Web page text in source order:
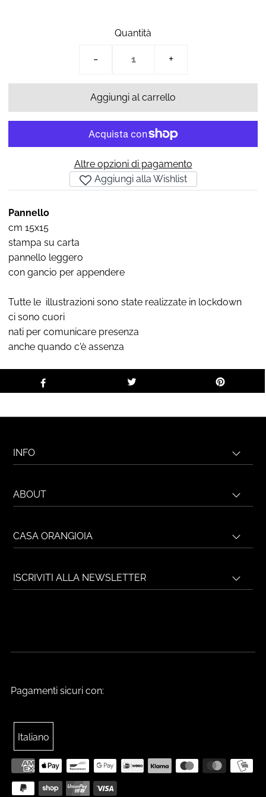
Quantità
- +
Altre opzioni di pagamento
Aggiungi alla Wishlist
Pannello
cm 15x15
stampa su carta
pannello leggero
con gancio per appendere
Tutte le illustrazioni sono state realizzate in lockdown
ci sono cuori
nati per comunicare presenza
anche quando c'è assenza
INFO
ABOUT
CASA ORANGIOIA
ISCRIVITI ALLA NEWSLETTER
Pagamenti sicuri con:
Italiano